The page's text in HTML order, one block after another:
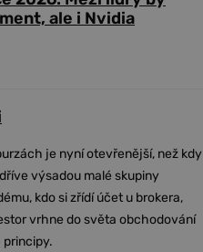
ale i Nvidia
je nyní otevřenější, než kdy
výsadou malé skupiny
kdo si zřídí účet u brokera,
vrhne do světa obchodování
principy.